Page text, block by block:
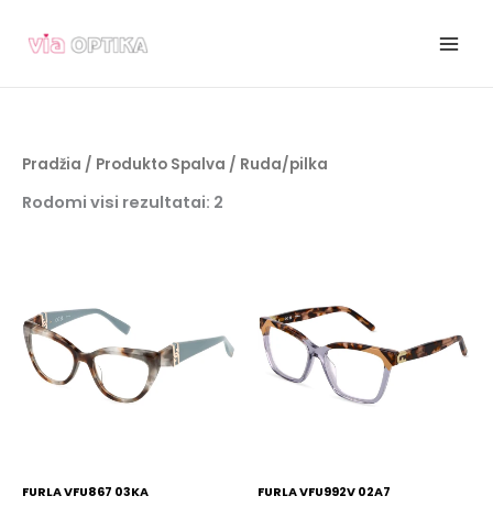
prie
Pradžia / Produkto Spalva / Ruda/pilka
Rodomi visi rezultatai: 2
FURLA VFU867 03KA FURLA VFU992V 02A7